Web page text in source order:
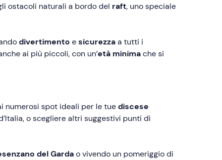
ostacoli naturali a bordo del raft, uno speciale
divertimento esicurezzaa tutti i
ai più piccoli, con un’età minimache si
numerosi spot ideali per le tuediscese
o scegliere altri suggestivi punti di
del Gardao vivendo un pomeriggio di